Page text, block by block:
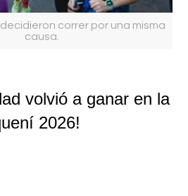
correr por una misma
causa.
volvió a ganar en la
2026!